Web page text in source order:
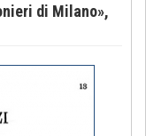
di Milano»,